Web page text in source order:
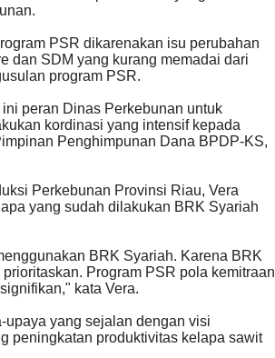
PSR dikarenakan isu perubahan
dan SDM yang kurang memadai dari
program PSR.
peran Dinas Perkebunan untuk
kordinasi yang intensif kepada
Penghimpunan Dana BPDP-KS,
Perkebunan Provinsi Riau, Vera
yang sudah dilakukan BRK Syariah
BRK Syariah. Karena BRK
Program PSR pola kemitraan
kata Vera.
upaya yang sejalan dengan visi
peningkatan produktivitas kelapa sawit